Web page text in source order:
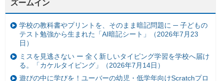
ズームイン
学校の教科書やプリントを、そのまま暗記問題に ─ 子どもの
テスト勉強から生まれた「AI暗記シート」（2026年7月23
日）
ミスを見逃さない ー 全く新しいタイピング学習を学校へ届け
る。「カケルタイピング」（2026年7月14日）
遊びの中に学びを！ユーバーの幼児・低学年向けScratchプロ